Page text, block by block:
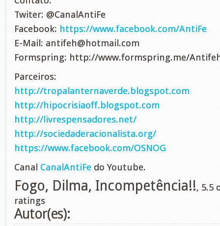
Twiter: @CanalAntiFe
Facebook: https://www.facebook.com/AntiFe
E-Mail: antifeh@hotmail.com
Formspring: http://www.formspring.me/
Parceiros:
http://tropalanternaverde.blogspot.com
http://hipocrisiaoff.blogspot.com
http://livrespensadores.net/
http://sociedaderacionalista.org/
https://www.facebook.com/OSNOG
Canal CanalAntiFe do Youtube.
Fogo, Dilma, Incompetência!!, 5.5
ratings
Autor(es):